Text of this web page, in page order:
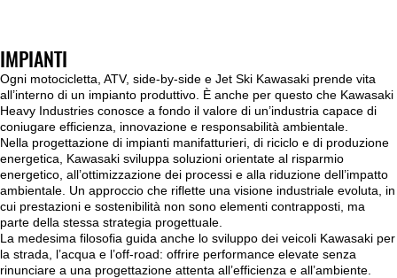
IMPIANTI
Ogni motocicletta, ATV, side-by-side e Jet Ski Kawasaki prende vita
all’interno di un impianto produttivo. È anche per questo che Kawasaki
Heavy Industries conosce a fondo il valore di un’industria capace di
coniugare efficienza, innovazione e responsabilità ambientale.
Nella progettazione di impianti manifatturieri, di riciclo e di produzione
energetica, Kawasaki sviluppa soluzioni orientate al risparmio
energetico, all’ottimizzazione dei processi e alla riduzione dell’impatto
ambientale. Un approccio che riflette una visione industriale evoluta, in
cui prestazioni e sostenibilità non sono elementi contrapposti, ma
parte della stessa strategia progettuale.
La medesima filosofia guida anche lo sviluppo dei veicoli Kawasaki per
la strada, l’acqua e l’off-road: offrire performance elevate senza
rinunciare a una progettazione attenta all’efficienza e all’ambiente.